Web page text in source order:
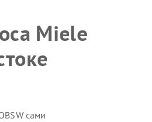
Miele
сами